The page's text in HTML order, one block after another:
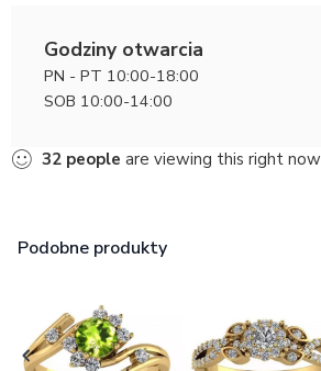
Godziny otwarcia
PN - PT 10:00-18:00
SOB 10:00-14:00
32 people are viewing this right now
Podobne produkty